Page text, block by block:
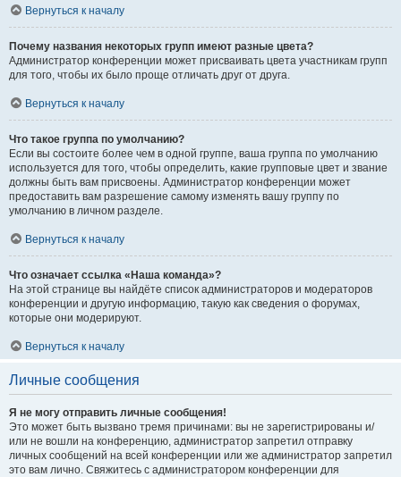
Вернуться к началу
Почему названия некоторых групп имеют разные цвета?
Администратор конференции может присваивать цвета участникам групп
для того, чтобы их было проще отличать друг от друга.
Вернуться к началу
Что такое группа по умолчанию?
Если вы состоите более чем в одной группе, ваша группа по умолчанию
используется для того, чтобы определить, какие групповые цвет и звание
должны быть вам присвоены. Администратор конференции может
предоставить вам разрешение самому изменять вашу группу по
умолчанию в личном разделе.
Вернуться к началу
Что означает ссылка «Наша команда»?
На этой странице вы найдёте список администраторов и модераторов
конференции и другую информацию, такую как сведения о форумах,
которые они модерируют.
Вернуться к началу
Личные сообщения
Я не могу отправить личные сообщения!
Это может быть вызвано тремя причинами: вы не зарегистрированы и/
или не вошли на конференцию, администратор запретил отправку
личных сообщений на всей конференции или же администратор запретил
это вам лично. Свяжитесь с администратором конференции для